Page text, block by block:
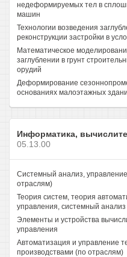
недеформируемых тел в
машин
Технологии возведения
реконструкции застройки в
Математическое
заглублении в грунт
орудий
Деформирование
основаниях малоэтажных
Информатика,
05.13.00
Системный анализ,
отраслям)
Теория систем, теория
управления, системный анализ
Элементы и устройства
управления
Автоматизация и управление
производствами (по отраслям)